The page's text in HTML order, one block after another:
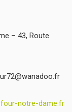
– 43, Route
notre-dame.fr